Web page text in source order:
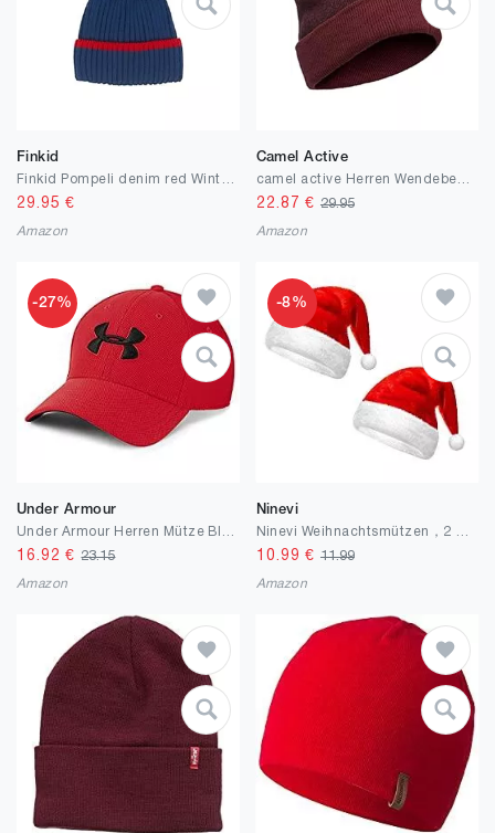
Finkid
29.95 €
Amazon
Camel Active
22.87 € 29.95
Amazon
-27%
Under Armour
16.92 €23.15
Amazon
-8%
Ninevi
10.99 € 11.99
Amazon